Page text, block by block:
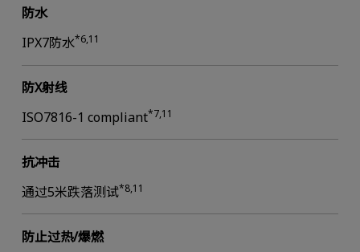
防水
IPX7防水*6,11
防X射线
ISO7816-1 compliant*7,11
抗冲击
通过5米跌落测试*8,11
防止过热/爆燃